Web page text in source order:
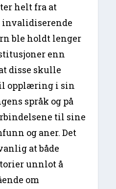
helt fra at
invalidiserende
ble holdt lenger
enn
disse skulle
opplæring i sin
språk og på
til sine
og aner. Det
at både
unnlot å
om